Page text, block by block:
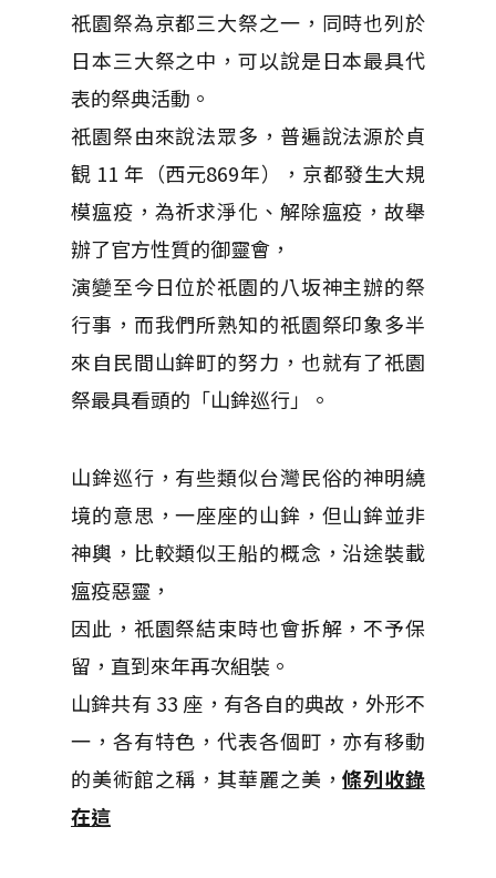
祇園祭為京都三大祭之一，同時也列於
日本三大祭之中，可以說是日本最具代
表的祭典活動。
祇園祭由來說法眾多，普遍說法源於貞
観 11 年（西元869年），京都發生大規
模瘟疫，為祈求淨化、解除瘟疫，故舉
辦了官方性質的御靈會，
演變至今日位於祇園的八坂神主辦的祭
行事，而我們所熟知的祇園祭印象多半
來自民間山鉾町的努力，也就有了祇園
祭最具看頭的「山鉾巡行」。
山鉾巡行，有些類似台灣民俗的神明繞
境的意思，一座座的山鉾，但山鉾並非
神輿，比較類似王船的概念，沿途裝載
瘟疫惡靈，
因此，祇園祭結束時也會拆解，不予保
留，直到來年再次組裝。
山鉾共有 33 座，有各自的典故，外形不
一，各有特色，代表各個町，亦有移動
的美術館之稱，其華麗之美，條列收錄
在這